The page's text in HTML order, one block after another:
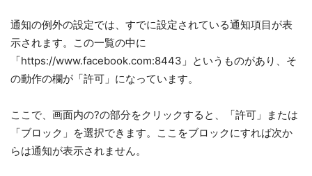
通知の例外の設定では、すでに設定されている通知項目が表
示されます。この一覧の中に
「https://www.facebook.com:8443」というものがあり、そ
の動作の欄が「許可」になっています。
ここで、画面内の?の部分をクリックすると、「許可」または
「ブロック」を選択できます。ここをブロックにすれば次か
らは通知が表示されません。